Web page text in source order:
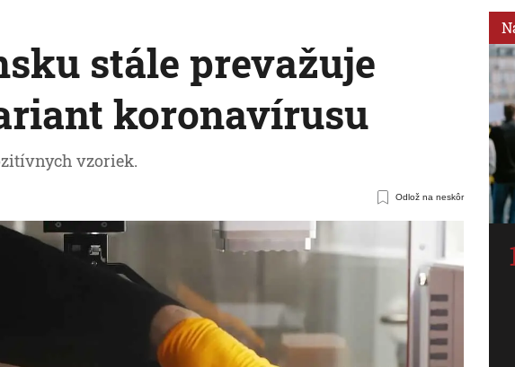
stále prevažuje
koronavírusu
vzoriek.
Odlož na neskôr